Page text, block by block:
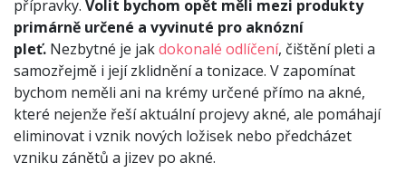
přípravky. Volit bychom opět měli mezi produkty
primárně určené a vyvinuté pro aknózní
pleť. Nezbytné je jakdokonalé odlíčení, čištění pleti a
samozřejmě i její zklidnění a tonizace. V zapomínat
bychom neměli ani na krémy určené přímo na akné,
které nejenže řeší aktuální projevy akné, ale pomáhají
eliminovat i vznik nových ložisek nebo předcházet
vzniku zánětů a jizev po akné.